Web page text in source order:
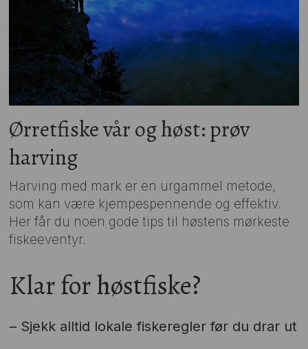
Ørretfiske vår og høst: prøv
harving
Harving med mark er en urgammel metode,
som kan være kjempespennende og effektiv.
Her får du noen gode tips til høstens mørkeste
fiskeeventyr.
Klar for høstfiske?
– Sjekk alltid lokale fiskeregler før du drar ut